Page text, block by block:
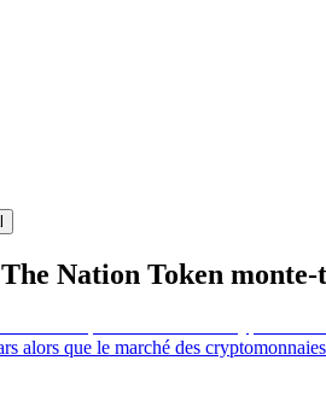
Nation Token
alors que le marché des cryptomonnaies